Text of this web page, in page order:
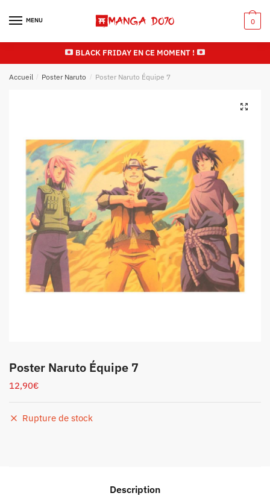
MENU 0
BLACK FRIDAY EN CE MOMENT !
Accueil / Poster Naruto / Poster Naruto Équipe 7
Poster Naruto Équipe 7
12,90€
Rupture de stock
Description